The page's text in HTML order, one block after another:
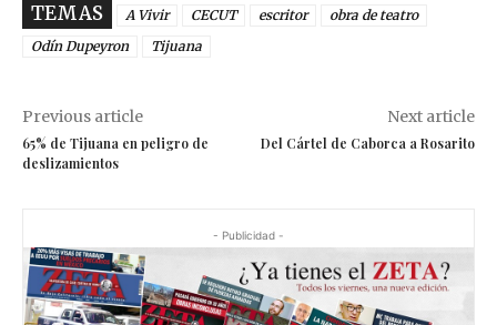
TEMAS A Vivir CECUT escritor
obra de teatro
Odín Dupeyron
Tijuana
Previous article
65% de Tijuana en peligro de
deslizamientos
Next article
Del Cártel de Caborca a Rosarito
- Publicidad -